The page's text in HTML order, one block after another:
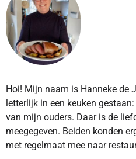
Hoi! Mijn naam is Hanneke de
letterlijk in een keuken
van mijn ouders. Daar is de
meegegeven. Beiden konden
met regelmaat mee naar